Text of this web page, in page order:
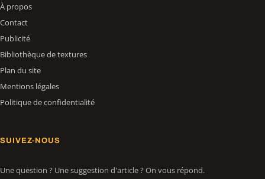
À propos
Contact
Publicité
Bibliothèque de textures
Plan du site
Mentions légales
Politique de confidentialité
SUIVEZ-NOUS
Une question ? Une suggestion d'article ? On vous répond.